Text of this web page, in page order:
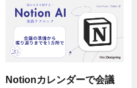
Notionカレンダーで会議